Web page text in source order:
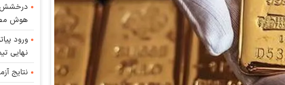
درخشش
هوش
ورود
نهایی
نتایج